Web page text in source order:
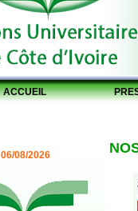
ACCUEIL
06/08/2026